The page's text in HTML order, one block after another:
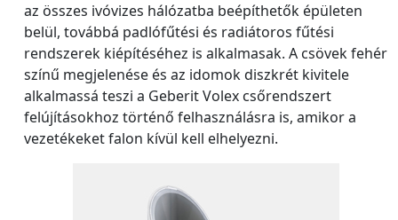
az összes ivóvizes hálózatba beépíthetők épületen
belül, továbbá padlófűtési és radiátoros fűtési
rendszerek kiépítéséhez is alkalmasak. A csövek fehér
színű megjelenése és az idomok diszkrét kivitele
alkalmassá teszi a Geberit Volex csőrendszert
felújításokhoz történő felhasználásra is, amikor a
vezetékeket falon kívül kell elhelyezni.